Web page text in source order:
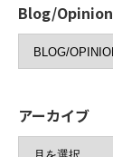
Blog/Opinion
アーカイブ